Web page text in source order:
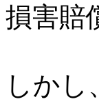
損害賠
しか